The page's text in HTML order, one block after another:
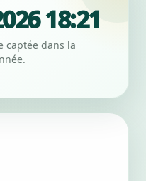
18:21
captée dans la